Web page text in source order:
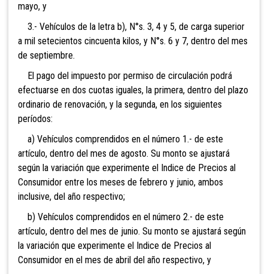
mayo, y
3.- Vehículos de la letra b), N°s. 3, 4 y 5, de carga superior
a mil setecientos cincuenta kilos, y N°s. 6 y 7, dentro del mes
de septiembre.
El pago del impuesto por permiso de circulación podrá
efectuarse en dos cuotas iguales, la primera, dentro del plazo
ordinario de renovación, y la segunda, en los siguientes
períodos:
a) Vehículos comprendidos en el número 1.- de este
artículo, dentro del mes de agosto. Su monto se ajustará
según la variación que experimente el Indice de Precios al
Consumidor entre los meses de febrero y junio, ambos
inclusive, del año respectivo;
b) Vehículos comprendidos en el número 2.- de este
artículo, dentro del mes de junio. Su monto se ajustará según
la variación que experimente el Indice de Precios al
Consumidor en el mes de abril del año respectivo, y